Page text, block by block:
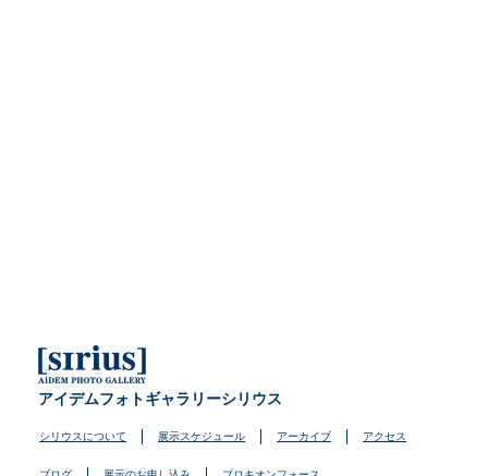
アイデムフォトギャラリーシリウス
シリウスについて 展示スケジュール アーカイブ アクセス